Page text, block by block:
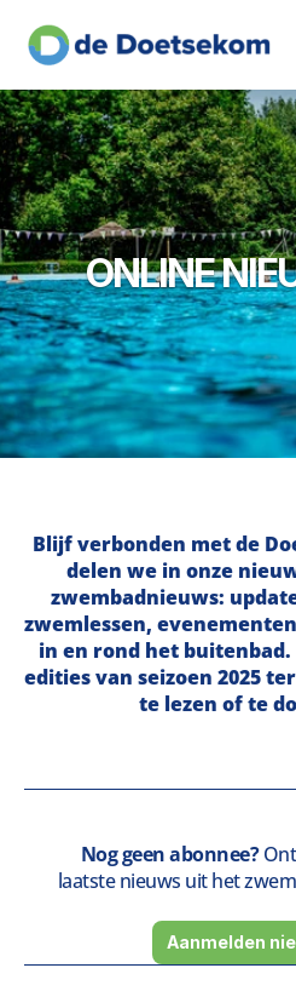
ONLINE
Blijf verbonden met de
delen we in onze
zwembadnieuws:
zwemlessen,
in en rond het
edities van seizoen 2025
te lezen of te
Nog geen abonnee?
laatste nieuws uit het
Aanmelden